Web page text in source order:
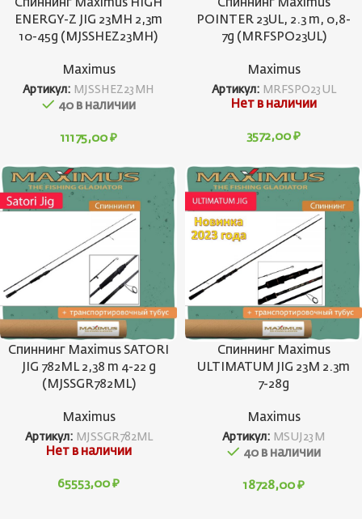
Спиннинг Maximus HIGH
ENERGY-Z JIG 23MH 2,3m
10-45g (MJSSHEZ23MH)
Maximus
Артикул: MJSSHEZ23MH
40 в наличии
11175,00 ₽
Спиннинг Maximus
POINTER 23UL, 2.3 m, 0,8-
7g (MRFSPO23UL)
Maximus
Артикул: MRFSPO23UL
Нет в наличии
3572,00 ₽
Спиннинг Maximus SATORI
JIG 782ML 2,38 m 4-22 g
(MJSSGR782ML)
Maximus
Артикул: MJSSGR782ML
Нет в наличии
65553,00 ₽
Спиннинг Maximus
ULTIMATUM JIG 23M 2.3m
7-28g
Maximus
Артикул: MSUJ23M
40 в наличии
18728,00 ₽